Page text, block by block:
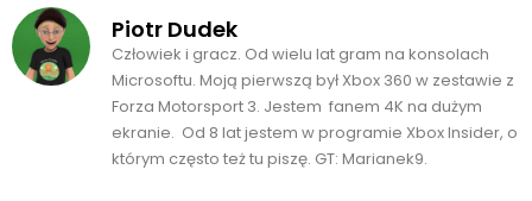
Piotr Dudek
Człowiek i gracz. Od wielu lat gram na konsolach
Microsoftu. Moją pierwszą był Xbox 360 w zestawie z
Forza Motorsport 3. Jestem fanem 4K na dużym
ekranie. Od 8 lat jestem w programie Xbox Insider, o
którym często też tu piszę. GT: Marianek9.